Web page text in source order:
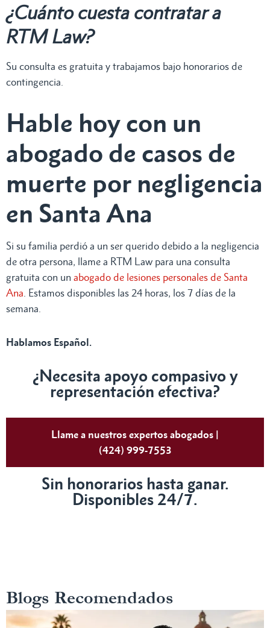
¿Cuánto cuesta contratar a
RTM Law?
Su consulta es gratuita y trabajamos bajo honorarios de
contingencia.
Hable hoy con un
abogado de casos de
muerte por negligencia
en Santa Ana
Si su familia perdió a un ser querido debido a la negligencia
de otra persona, llame a RTM Law para una consulta
gratuita con un abogado de lesiones personales de Santa
Ana . Estamos disponibles las 24 horas, los 7 días de la
semana.
Hablamos Español.
¿Necesita apoyo compasivo y
representación efectiva?
Llame a nuestros expertos abogados |
(424) 999-7553
Sin honorarios hasta ganar.
Disponibles 24/7.
Blogs Recomendados